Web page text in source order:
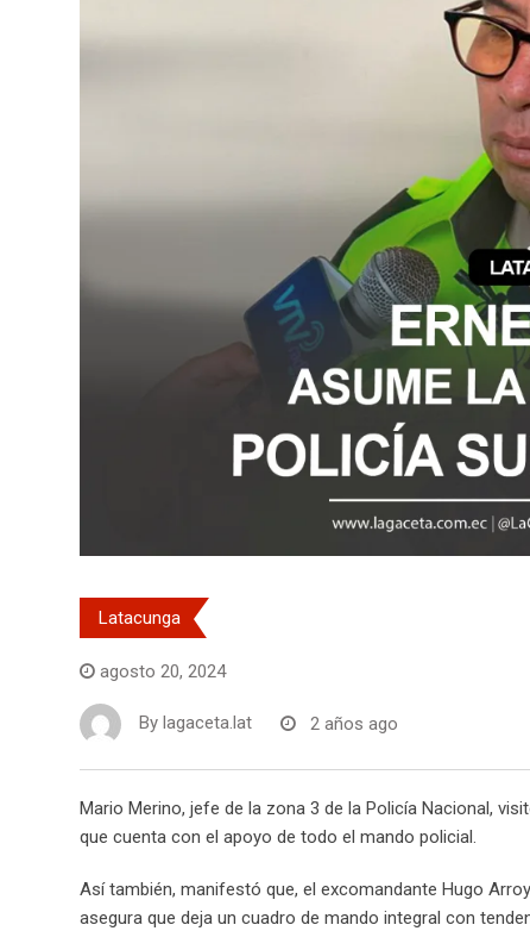
Latacunga
agosto 20, 2024
By lagaceta.lat 2 años ago
Mario Merino, jefe de la zona 3 de la Policía Nacional,
que cuenta con el apoyo de todo el mando policial.
Así también, manifestó que, el excomandante Hugo
asegura que deja un cuadro de mando integral con